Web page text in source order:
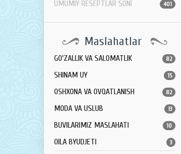
UMUMIY RESEPTLAR SONI 401
Maslahatlar
GO'ZALLIK VA SALOMATLIK 82
SHINAM UY 15
OSHXONA VA OVQATLANISH 82
MODA VA USLUB 13
BUVILARIMIZ MASLAHATI 10
OILA BYUDJETI 3